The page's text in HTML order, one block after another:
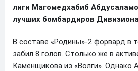
лиги Магомедхабиб
лучших бомбардиров
В составе «Родины»-2 форвард в
забил 8 голов. Столько же в
Каменщикова из «Волги». Однако